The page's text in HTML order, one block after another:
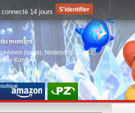
moment
(saga) Nintendo Switch 2,
Kong
connecté 14 jours